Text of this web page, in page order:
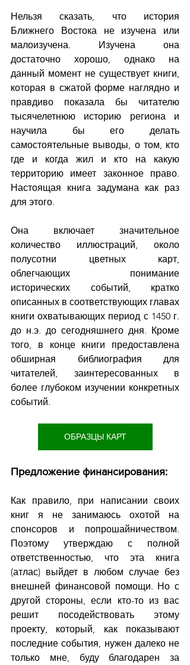
Нельзя сказать, что история
Ближнего Востока не изучена или
малоизучена. Изучена она
достаточно хорошо, однако на
данный момент не существует книги,
которая в сжатой форме наглядно и
правдиво показала бы читателю
тысячелетнюю историю региона и
научила бы его делать
самостоятельные выводы, о том, кто
где и когда жил и кто на какую
территорию имеет законное право.
Настоящая книга задумана как раз
для этого.
Она включает значительное
количество иллюстраций, около
полусотни цветных карт,
облегчающих понимание
исторических событий, кратко
описанных в соответствующих главах
книги охватывающих период с 1450 г.
до н.э. до сегодняшнего дня. Кроме
того, в конце книги предоставлена
обширная библиография для
читателей, заинтересованных в
более глубоком изучении конкретных
событий.
ОБРАЗЦЫ КАРТ
Предложение финансирования:
Как правило, при написании своих
книг я не занимаюсь охотой на
спонсоров и попрошайничеством.
Поэтому утверждаю с полной
ответственностью, что эта книга
(атлас) выйдет в любом случае без
внешней финансовой помощи. Но с
другой стороны, если кто-то из вас
решит посодействовать этому
проекту, который, как показывают
последние события, нужен далеко не
только мне, буду благодарен за